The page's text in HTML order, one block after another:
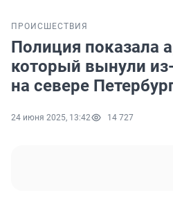
ПРОИСШЕСТВИЯ
Полиция показала
который вынули
на севере
24 июня 2025, 13:42 14 727